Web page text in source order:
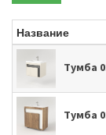
Название
Тумба
Тумба